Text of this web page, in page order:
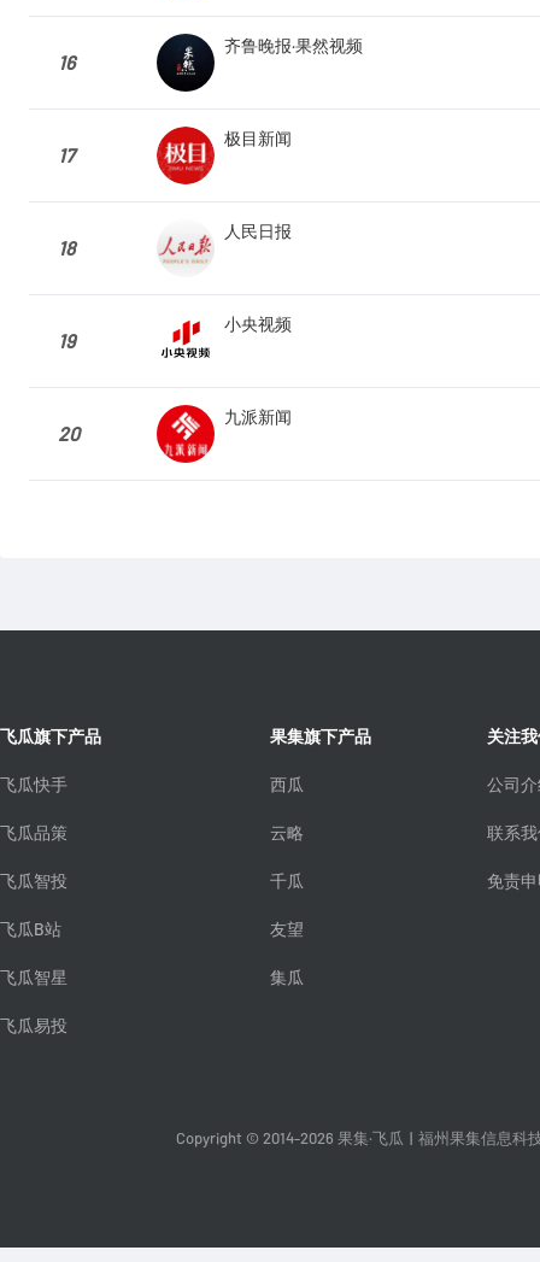
16
齐鲁晚报·果然视频
17
极目新闻
18
人民日报
19
小央视频
20
九派新闻
飞瓜旗下产品
飞瓜快手
飞瓜品策
飞瓜智投
飞瓜B站
飞瓜智星
飞瓜易投
果集旗下产品
西瓜
云略
千瓜
友望
集瓜
关注
公司
联系
免责
Copyright © 2014-2026 果集·飞瓜 福州果集信息科